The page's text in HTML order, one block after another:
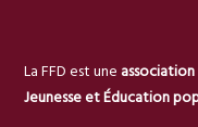
La FFD est une
Jeunesse et Éducation